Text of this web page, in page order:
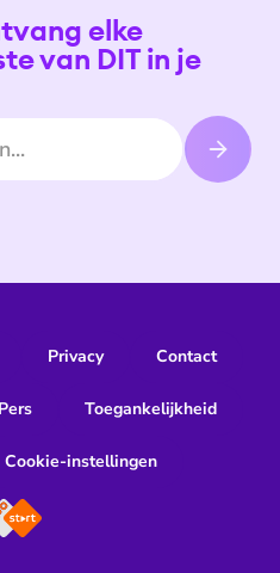
elke
van DIT in je
Privacy Contact
Pers Toegankelijkheid
Cookie-instellingen